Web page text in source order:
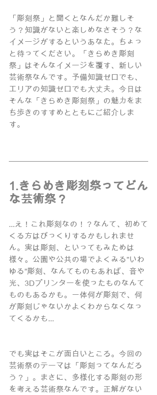
「彫刻祭」と聞くとなんだか難しそ
う？知識がないと楽しめなさそう？な
イメージがするというあなた。ちょっ
と待ってください。「きらめき彫刻
祭」はそんなイメージを覆す、新しい
芸術祭なんです。予備知識ゼロでも、
エリアの知識ゼロでも大丈夫。今日は
そんな「きらめき彫刻祭」の魅力をま
ち歩きのすすめとともにご紹介しま
す。
1.きらめき彫刻祭ってどん
な芸術祭？
...え！これ彫刻なの！？なんて、初めて
くる方はびっくりするかもしれませ
ん。実は彫刻、といってもみためは
様々。公園や公共の場でよくみる”いわ
ゆる”彫刻、なんてものもあれば、音や
光、3Dプリンターを使ったものなんて
ものもあるかも。一体何が彫刻で、何
が彫刻じゃないかよくわからなくなっ
てくるかも...
でも実はそこが面白いところ。今回の
芸術祭のテーマは「彫刻ってなんだろ
う？」。まさに、多様化する彫刻の形
を考える芸術祭なんです。正解がない